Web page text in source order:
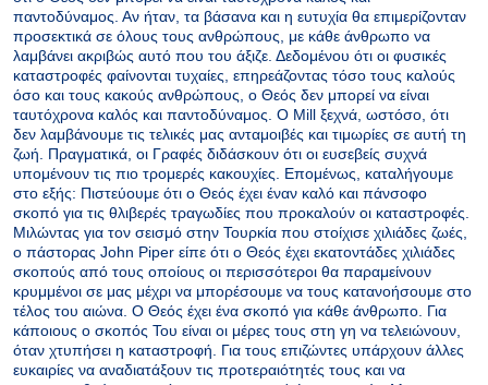
παντοδύναμος. Αν ήταν, τα βάσανα και η ευτυχία θα επιμερίζονταν
προσεκτικά σε όλους τους ανθρώπους, με κάθε άνθρωπο να
λαμβάνει ακριβώς αυτό που του άξιζε. Δεδομένου ότι οι φυσικές
καταστροφές φαίνονται τυχαίες, επηρεάζοντας τόσο τους καλούς
όσο και τους κακούς ανθρώπους, ο Θεός δεν μπορεί να είναι
ταυτόχρονα καλός και παντοδύναμος. Ο Μill ξεχνά, ωστόσο, ότι
δεν λαμβάνουμε τις τελικές μας ανταμοιβές και τιμωρίες σε αυτή τη
ζωή. Πραγματικά, οι Γραφές διδάσκουν ότι οι ευσεβείς συχνά
υπομένουν τις πιο τρομερές κακουχίες. Επομένως, καταλήγουμε
στο εξής: Πιστεύουμε ότι ο Θεός έχει έναν καλό και πάνσοφο
σκοπό για τις θλιβερές τραγωδίες που προκαλούν οι καταστροφές.
Μιλώντας για τον σεισμό στην Τουρκία που στοίχισε χιλιάδες ζωές,
ο πάστορας John Piper είπε ότι ο Θεός έχει εκατοντάδες χιλιάδες
σκοπούς από τους οποίους οι περισσότεροι θα παραμείνουν
κρυμμένοι σε μας μέχρι να μπορέσουμε να τους κατανοήσουμε στο
τέλος του αιώνα. Ο Θεός έχει ένα σκοπό για κάθε άνθρωπο. Για
κάποιους ο σκοπός Του είναι οι μέρες τους στη γη να τελειώνουν,
όταν χτυπήσει η καταστροφή. Για τους επιζώντες υπάρχουν άλλες
ευκαιρίες να αναδιατάξουν τις προτεραιότητές τους και να